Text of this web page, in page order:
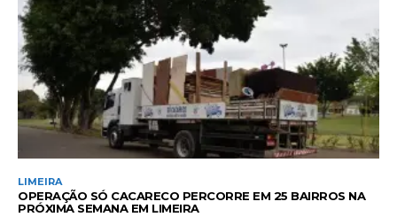
LIMEIRA
OPERAÇÃO SÓ CACARECO PERCORRE EM 25 BAIRROS NA
PRÓXIMA SEMANA EM LIMEIRA